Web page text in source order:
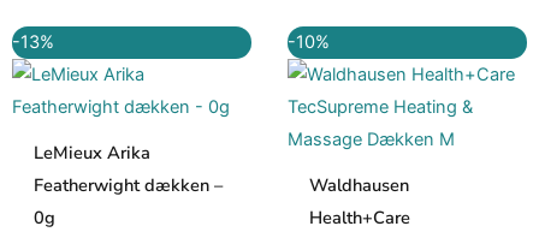
-13%
LeMieux Arika
Featherwight dækken –
0g
oprindelige
pris
kr. 1.499,00.
Den
aktuelle
kr. 1.299,00.
-10%
Waldhausen
Health+Care
oprindelige
pris
kr. 2.499,95.
Den
pris